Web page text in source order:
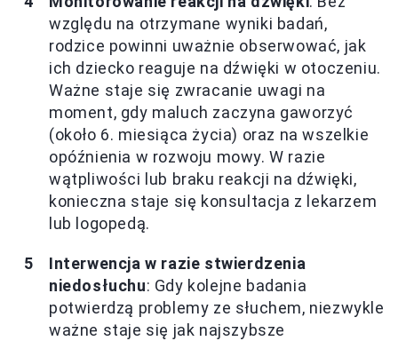
względu na otrzymane wyniki badań,
rodzice powinni uważnie obserwować, jak
ich dziecko reaguje na dźwięki w otoczeniu.
Ważne staje się zwracanie uwagi na
moment, gdy maluch zaczyna gaworzyć
(około 6. miesiąca życia) oraz na wszelkie
opóźnienia w rozwoju mowy. W razie
wątpliwości lub braku reakcji na dźwięki,
konieczna staje się konsultacja z lekarzem
lub logopedą.
Interwencja w razie stwierdzenia
niedosłuchu: Gdy kolejne badania
potwierdzą problemy ze słuchem, niezwykle
ważne staje się jak najszybsze